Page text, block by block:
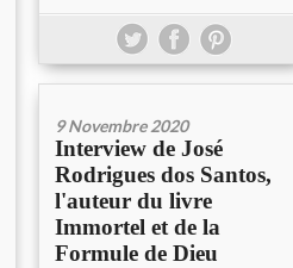
9 Novembre 2020
Interview de José
Rodrigues dos Santos,
l'auteur du livre
Immortel et de la
Formule de Dieu